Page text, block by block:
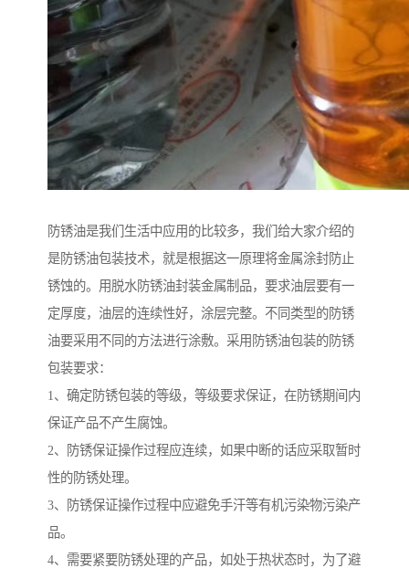
防锈油是我们生活中应用的比较多，我们给大家介绍的
是防锈油包装技术，就是根据这一原理将金属涂封防止
锈蚀的。用脱水防锈油封装金属制品，要求油层要有一
定厚度，油层的连续性好，涂层完整。不同类型的防锈
油要采用不同的方法进行涂敷。采用防锈油包装的防锈
包装要求：
1、确定防锈包装的等级，等级要求保证，在防锈期间内
保证产品不产生腐蚀。
2、防锈保证操作过程应连续，如果中断的话应采取暂时
性的防锈处理。
3、防锈保证操作过程中应避免手汗等有机污染物污染产
品。
4、需要紧要防锈处理的产品，如处于热状态时，为了避